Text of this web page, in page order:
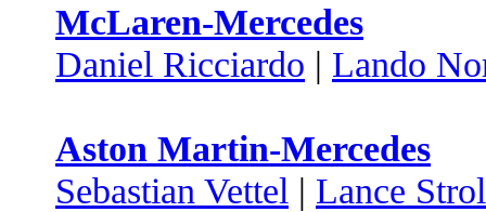
McLaren-Mercedes
Daniel Ricciardo | Lando
Aston Martin-Mercedes
Sebastian Vettel | Lance